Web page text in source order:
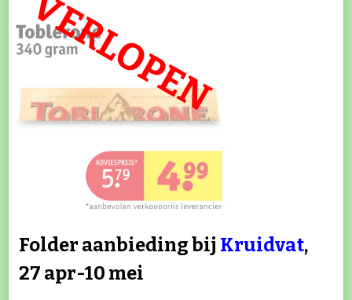
VERLOPEN
Folder aanbieding bij Kruidvat,
27 apr-10 mei